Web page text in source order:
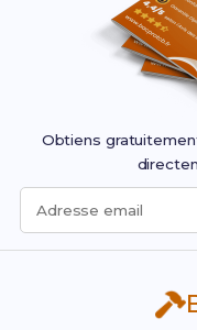
Obtiens
Adresse email